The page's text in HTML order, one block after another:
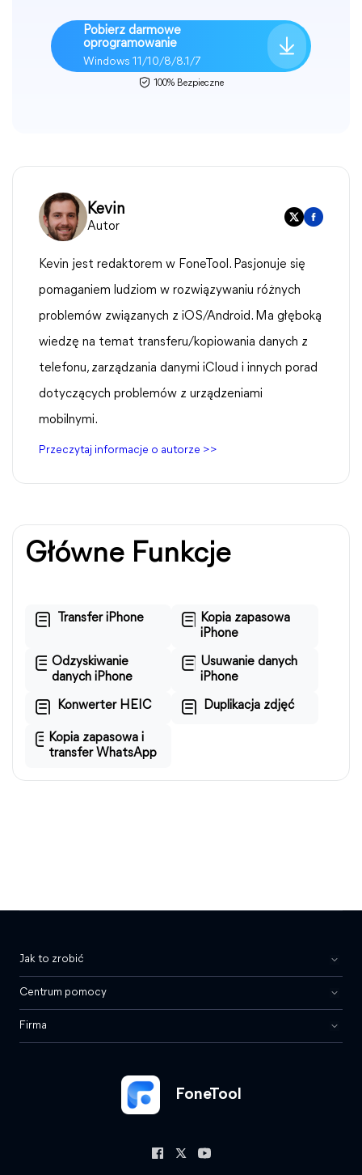
Pobierz darmowe
oprogramowanie
Windows 11/10/8/8.1/7
100% Bezpieczne
Kevin
Autor
Kevin jest redaktorem w FoneTool. Pasjonuje się
pomaganiem ludziom w rozwiązywaniu różnych
problemów związanych z iOS/Android. Ma głęboką
wiedzę na temat transferu/kopiowania danych z
telefonu, zarządzania danymi iCloud i innych porad
dotyczących problemów z urządzeniami
mobilnymi.
Przeczytaj informacje o autorze >>
Główne Funkcje
Transfer iPhone
Kopia zapasowa
iPhone
Odzyskiwanie
danych iPhone
Usuwanie danych
iPhone
Konwerter HEIC Duplikacja zdjęć
Kopia zapasowa i
transfer WhatsApp
FoneTool
Jak to zrobić
Centrum pomocy
Firma